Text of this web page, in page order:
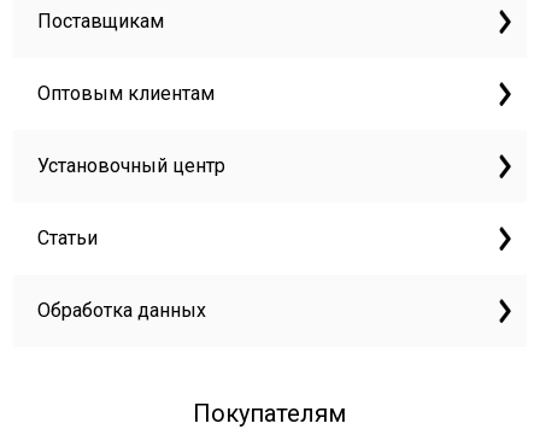
Поставщикам
Оптовым клиентам
Установочный центр
Статьи
Обработка данных
Покупателям